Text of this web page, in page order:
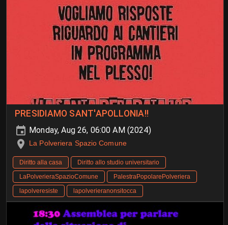
PRESIDIAMO SANT'APOLLONIA!!
Monday, Aug 26, 06:00 AM (2024)
La Polveriera Spazio Comune
Diritto alla casa
Diritto allo studio universitario
LaPolverieraSpazioComune
PalestraPopolarePolveriera
lapolveresiste
lapolverieranonsitocca